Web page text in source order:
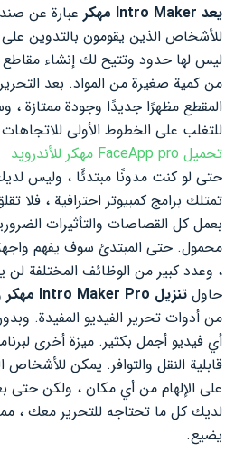
يعد Intro Maker مهكر
عبارة عن
للأشخاص الذين يقومون بالتدوين على
ليس لها حدود وتتيح لك إنشاء مقاطع
من كمية صغيرة من المواد. بعد
المقطع مظهرًا جديدًا وجودة ممتازة
للتغلب على الخطوط الأولى
تحميل FaceApp pro مهكر للأندرويد
حتى لو كنت مدونًا مبتدئًا ، وليس
تمتلك برامج كمبيوتر احترافية ، فلا
بعمل كل القصاصات والتأثيرات
محمول. حتى المبتدئ سوف يفهم
، وعدد كبير من الوظائف المختلفة
حاول تنزيل Intro Maker Pro مهكر
من أدوات تحرير الفيديو المفيدة.
أي فيديو أجمل بكثير. ميزة أخرى
قابلية النقل والتوافر. يمكن
على الإلهام من أي مكان ، ولكن حتى
لديك كل ما تحتاجه للتحرير معك ،
يضيع.